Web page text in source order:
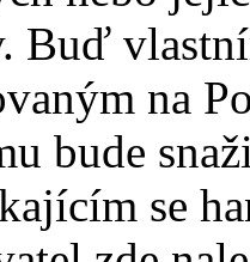
Buď
na
bude
se